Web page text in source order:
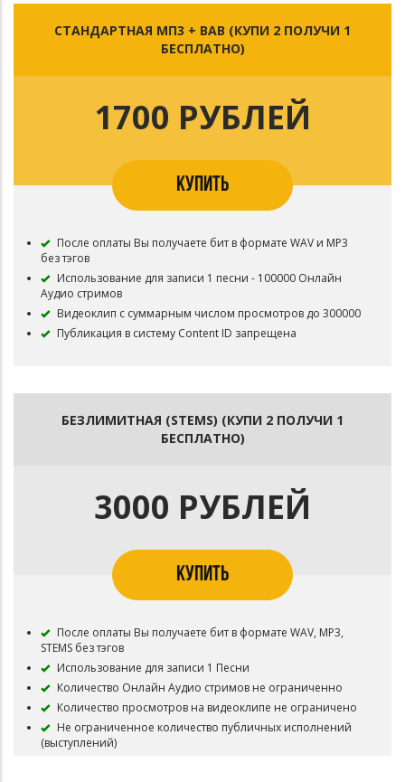
СТАНДАРТНАЯ МП3 + ВАВ (КУПИ 2 ПОЛУЧИ 1
БЕСПЛАТНО)
1700 РУБЛЕЙ
КУПИТЬ
После оплаты Вы получаете бит в формате WAV и MP3
без тэгов
Использование для записи 1 песни - 100000 Онлайн
Аудио стримов
Видеоклип с суммарным числом просмотров до 300000
Публикация в систему Content ID запрещена
БЕЗЛИМИТНАЯ (STEMS) (КУПИ 2 ПОЛУЧИ 1
БЕСПЛАТНО)
3000 РУБЛЕЙ
КУПИТЬ
После оплаты Вы получаете бит в формате WAV, MP3,
STEMS без тэгов
Использование для записи 1 Песни
Количество Онлайн Аудио стримов не ограниченно
Количество просмотров на видеоклипе не ограничено
Не ограниченное количество публичных исполнений
(выступлений)